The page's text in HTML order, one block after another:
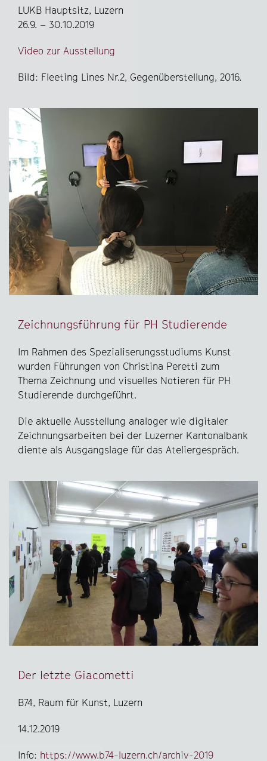
LUKB Hauptsitz, Luzern
26.9. – 30.10.2019
Video zur Ausstellung
Bild: Fleeting Lines Nr.2, Gegenüberstellung, 2016.
Zeichnungsführung für PH Studierende
Im Rahmen des Spezialiserungsstudiums Kunst
wurden Führungen von Christina Peretti zum
Thema Zeichnung und visuelles Notieren für PH
Studierende durchgeführt.
Die aktuelle Ausstellung analoger wie digitaler
Zeichnungsarbeiten bei der Luzerner Kantonalbank
diente als Ausgangslage für das Ateliergespräch.
Der letzte Giacometti
B74, Raum für Kunst, Luzern
14.12.2019
Info: https://www.b74-luzern.ch/archiv-2019